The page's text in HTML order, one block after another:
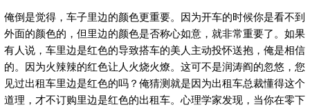
俺倒是觉得，车子里边的颜色更重要。因为开车的时候你是看不到
外面的颜色的，但里边的颜色是否称心如意，就非常重要了。如果
有人说，车里边是红色的导致搭车的美人主动投怀送抱，俺是相信
的。因为火辣辣的红色让人火烧火燎。这可不是润涛阎的忽悠，您
见过出租车里边是红色的吗？俺猜测就是因为出租车总裁懂得这个
道理，才不订购里边是红色的出租车。心理学家发现，当你在零下